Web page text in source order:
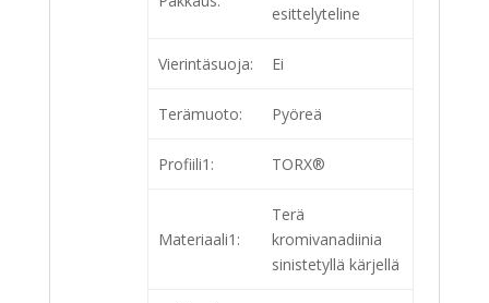
esittelyteline
Vierintäsuoja: Ei
Terämuoto: Pyöreä
Profiili1: TORX®
Materiaali1:
Terä
kromivanadiinia
sinistetyllä kärjellä